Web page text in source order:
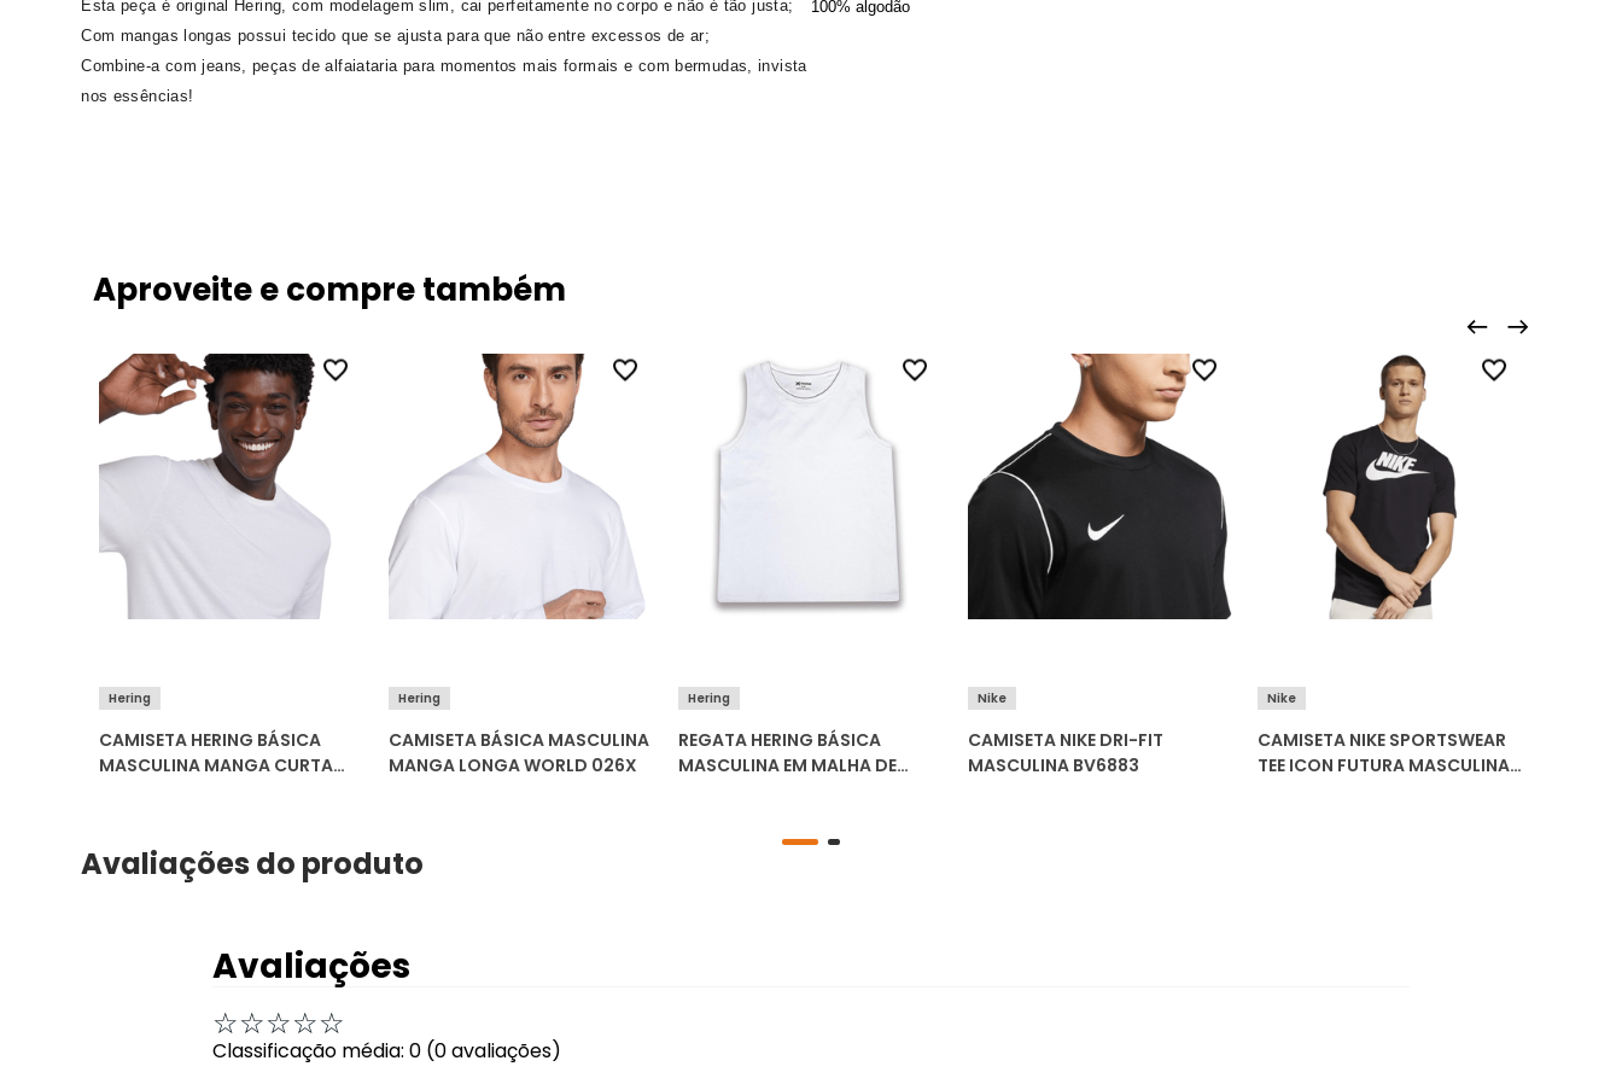
Esta peça é original Hering, com modelagem slim, cai perfeitamente no corpo e não é tão justa;
Com mangas longas possui tecido que se ajusta para que não entre excessos de ar;
Combine-a com jeans, peças de alfaiataria para momentos mais formais e com bermudas, invista
nos essências!
100% algodão
Aproveite e compre também
Hering
CAMISETA HERING BÁSICA
MASCULINA MANGA CURTA
Hering
CAMISETA BÁSICA MASCULINA
MANGA LONGA WORLD 026X
Hering
REGATA HERING BÁSICA
MASCULINA EM MALHA DE
Nike
CAMISETA NIKE DRI-FIT
MASCULINA BV6883
Nike
CAMISETA NIKE SPORTSWEAR
TEE ICON FUTURA MASCULINA
Avaliações do produto
Avaliações
☆☆☆☆☆
Classificação média: 0 (0 avaliações)